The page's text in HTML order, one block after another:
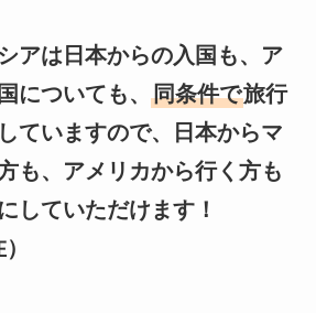
アは日本からの入国も、ア
についても、 同条件で旅行
ていますので、日本からマ
も、アメリカから行く方も
していただけます！